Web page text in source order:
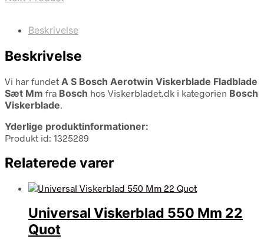
Beskrivelse
Beskrivelse
Vi har fundet A S Bosch Aerotwin Viskerblade Fladblade
Sæt Mm fra Bosch hos Viskerbladet.dk i kategorien Bosch
Viskerblade.
Yderlige produktinformationer:
Produkt id: 1325289
Relaterede varer
Universal Viskerblad 550 Mm 22
Quot